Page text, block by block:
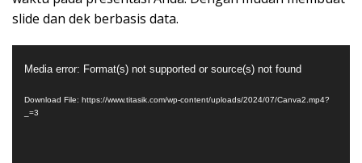
slide dan dek berbasis data.
Player
Media error: Format(s) not supported or source(s) not found
Download File: https://www.titasik.com/wp-content/uploads/2024/07/Canva2.mp4?
_=3